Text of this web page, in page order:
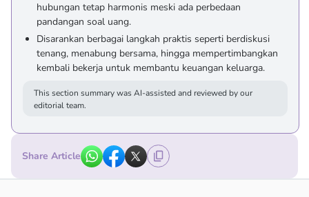
hubungan tetap harmonis meski ada perbedaan
pandangan soal uang.
Disarankan berbagai langkah praktis seperti berdiskusi
tenang, menabung bersama, hingga mempertimbangkan
kembali bekerja untuk membantu keuangan keluarga.
This section summary was AI-assisted and reviewed by our
editorial team.
Share Article